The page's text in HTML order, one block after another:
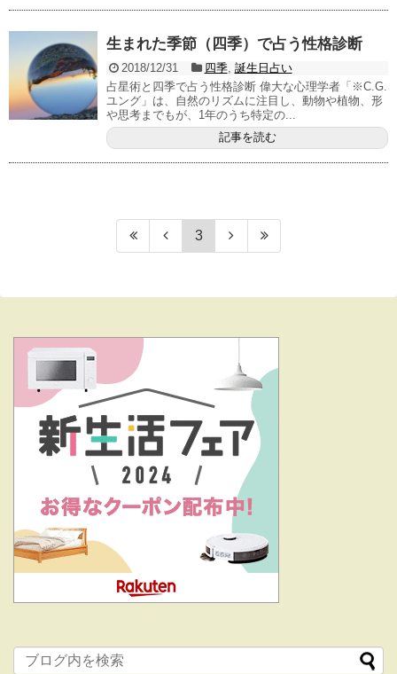
生まれた季節（四季）で占う性格診断
2018/12/31 四季, 誕生日占い
占星術と四季で占う性格診断 偉大な心理学者「※C.G.
ユング」は、自然のリズムに注目し、動物や植物、形
や思考までもが、1年のうち特定の...
記事を読む
3